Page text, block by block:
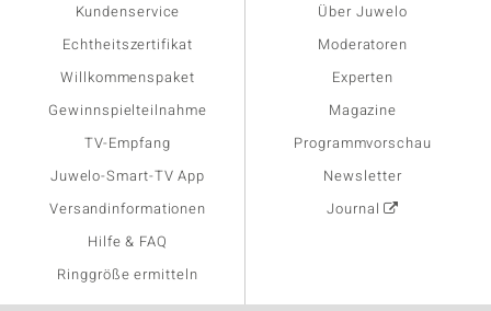
Kundenservice
Echtheitszertifikat
Willkommenspaket
Gewinnspielteilnahme
TV-Empfang
Juwelo-Smart-TV App
Versandinformationen
Hilfe & FAQ
Ringgröße ermitteln
Über Juwelo
Moderatoren
Experten
Magazine
Programmvorschau
Newsletter
Journal